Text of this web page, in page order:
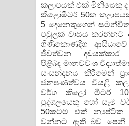
කලාපයක් එක් මිනිසෙකු
කිලෝමීටර් 50ක
5 දෙනෙකුගෙන්
පවුලක් වාසය කරන්නට
ගිණිකොණදිග ආසියාවේ
ජීවත්වන දඩයක්කාර
පිළිබඳ මානවවංශ
සංසන්දනය කිරීමෙන්
ජනඝණත්වය වියළි
වර්ග කිලෝ මීටර්
පුද්ගලයෙකු හෝ සෑම
50කටම එක් න්‍යෂ්ටික
වන්නට ඇති බව පෙනී